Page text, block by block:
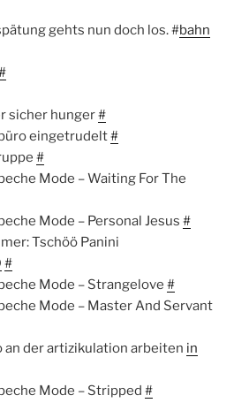
gehts nun doch los. #bahn
sicher hunger#
eingetrudelt#
#
Mode – Waiting For The
Mode – Personal Jesus #
Tschöö Panini
#
Mode – Strangelove #
Mode – Master And Servant
an der artizikulation arbeiten in
Mode – Stripped #